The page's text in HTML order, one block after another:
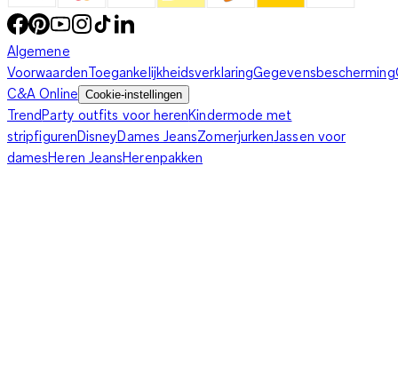
Algemene
VoorwaardenToegankelijkheidsverklaringGegevensbescherming
C&A Online Cookie-instellingen
TrendParty outfits voor herenKindermode met
stripfigurenDisneyDames JeansZomerjurkenJassen voor
damesHeren JeansHerenpakken